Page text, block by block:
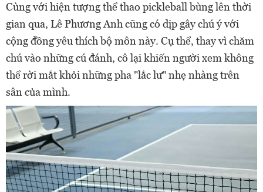
Cùng với hiện tượng thể thao pickleball bùng lên thời
gian qua, Lê Phương Anh cũng có dịp gây chú ý với
cộng đồng yêu thích bộ môn này. Cụ thể, thay vì chăm
chú vào những cú đánh, cô lại khiến người xem không
thể rời mắt khỏi những pha "lắc lư" nhẹ nhàng trên
sân của mình.